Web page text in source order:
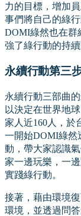
力的目標，增加
事們將自己的綠
DOMI綠然也在群
強了綠行動的持
永續行動第三
永續行動三部曲
以決定在世界地
家人近160人，於
一開始DOMI綠然
動，帶大家認識
家一邊玩樂，一
實踐綠行動。
接著，藉由環境
環境，並透過問